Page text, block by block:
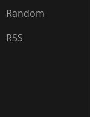
Random
RSS